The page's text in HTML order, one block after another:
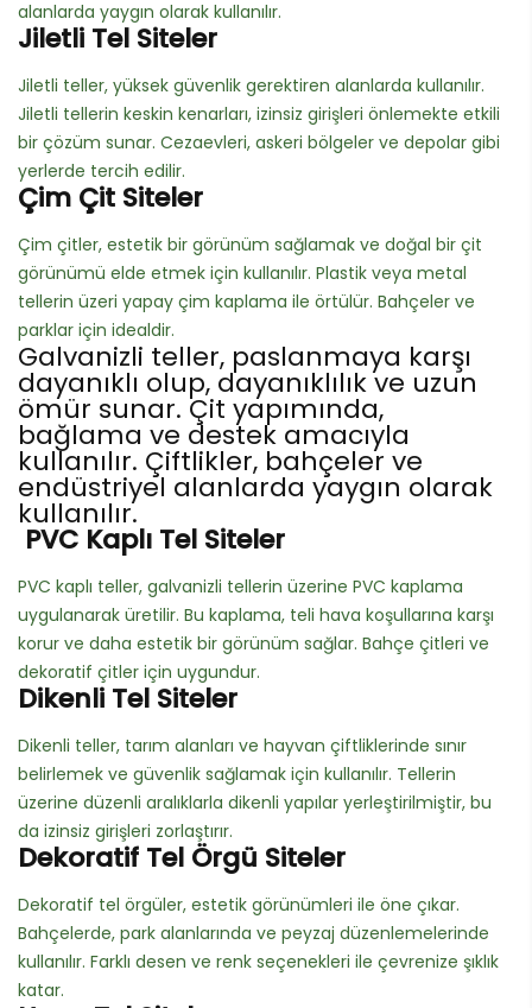
alanlarda yaygın olarak kullanılır.
Jiletli Tel Siteler
Jiletli teller, yüksek güvenlik gerektiren alanlarda kullanılır.
Jiletli tellerin keskin kenarları, izinsiz girişleri önlemekte etkili
bir çözüm sunar. Cezaevleri, askeri bölgeler ve depolar gibi
yerlerde tercih edilir.
Çim Çit Siteler
Çim çitler, estetik bir görünüm sağlamak ve doğal bir çit
görünümü elde etmek için kullanılır. Plastik veya metal
tellerin üzeri yapay çim kaplama ile örtülür. Bahçeler ve
parklar için idealdir.
Galvanizli teller, paslanmaya karşı
dayanıklı olup, dayanıklılık ve uzun
ömür sunar. Çit yapımında,
bağlama ve destek amacıyla
kullanılır. Çiftlikler, bahçeler ve
endüstriyel alanlarda yaygın olarak
kullanılır.
PVC Kaplı Tel Siteler
PVC kaplı teller, galvanizli tellerin üzerine PVC kaplama
uygulanarak üretilir. Bu kaplama, teli hava koşullarına karşı
korur ve daha estetik bir görünüm sağlar. Bahçe çitleri ve
dekoratif çitler için uygundur.
Dikenli Tel Siteler
Dikenli teller, tarım alanları ve hayvan çiftliklerinde sınır
belirlemek ve güvenlik sağlamak için kullanılır. Tellerin
üzerine düzenli aralıklarla dikenli yapılar yerleştirilmiştir, bu
da izinsiz girişleri zorlaştırır.
Dekoratif Tel Örgü Siteler
Dekoratif tel örgüler, estetik görünümleri ile öne çıkar.
Bahçelerde, park alanlarında ve peyzaj düzenlemelerinde
kullanılır. Farklı desen ve renk seçenekleri ile çevrenize şıklık
katar.